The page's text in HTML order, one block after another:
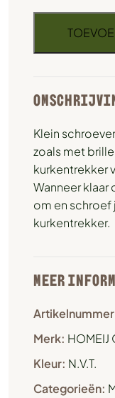
Klein
zoals met
kurkentrekker
Wanneer klaar
om en
kurkentrekker.
MEER
Merk: HOMEIJ
Kleur: N.V.T.
Categorieën: